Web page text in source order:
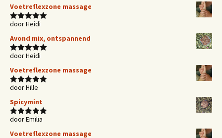
Voetreflexzone massage
Waardering
door Heidi
Avond mix, ontspannend
Waardering
door Heidi
Voetreflexzone massage
Waardering
door Hille
Spicymint
Waardering
door Emilia
Voetreflexzone massage